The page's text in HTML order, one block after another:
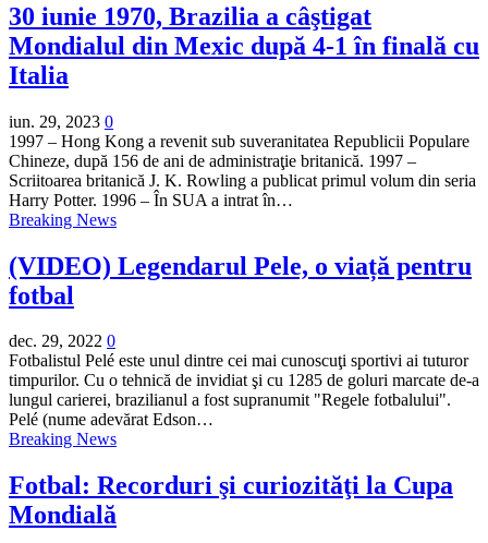
30 iunie 1970, Brazilia a câştigat
Mondialul din Mexic după 4-1 în finală cu
Italia
iun. 29, 2023 0
1997 – Hong Kong a revenit sub suveranitatea Republicii Populare
Chineze, după 156 de ani de administraţie britanică. 1997 –
Scriitoarea britanică J. K. Rowling a publicat primul volum din seria
Harry Potter. 1996 – În SUA a intrat în…
Breaking News
(VIDEO) Legendarul Pele, o viață pentru
fotbal
dec. 29, 2022 0
Fotbalistul Pelé este unul dintre cei mai cunoscuţi sportivi ai tuturor
timpurilor. Cu o tehnică de invidiat şi cu 1285 de goluri marcate de-a
lungul carierei, brazilianul a fost supranumit "Regele fotbalului".
Pelé (nume adevărat Edson…
Breaking News
Fotbal: Recorduri şi curiozităţi la Cupa
Mondială